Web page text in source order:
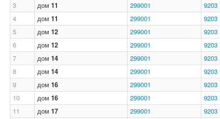
3
дом 11 299001
9203
4
дом 11 299001
9203
5
дом 12 299001
9203
6
дом 12 299001
9203
7
дом 14 299001
9203
8
дом 14 299001
9203
9
дом 16 299001
9203
10
дом 16 299001
9203
11
дом 17 299001
9203